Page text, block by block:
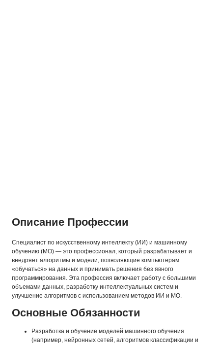
Описание Профессии
Специалист по искусственному интеллекту (ИИ) и машинному
обучению (МО) — это профессионал, который разрабатывает и
внедряет алгоритмы и модели, позволяющие компьютерам
«обучаться» на данных и принимать решения без явного
программирования. Эта профессия включает работу с большими
объемами данных, разработку интеллектуальных систем и
улучшение алгоритмов с использованием методов ИИ и МО.
Основные Обязанности
Разработка и обучение моделей машинного обучения
(например, нейронных сетей, алгоритмов классификации и